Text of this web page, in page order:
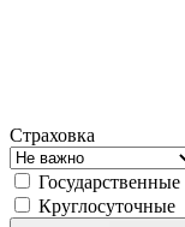
Страховка
Государственные
Круглосуточные